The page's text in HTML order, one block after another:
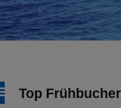
Top